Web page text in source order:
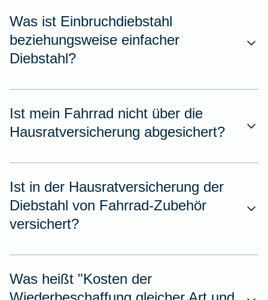
Was ist Einbruchdiebstahl
beziehungsweise einfacher
Diebstahl?
Ist mein Fahrrad nicht über die
Hausratversicherung abgesichert?
Ist in der Hausratversicherung der
Diebstahl von Fahrrad-Zubehör
versichert?
Was heißt "Kosten der